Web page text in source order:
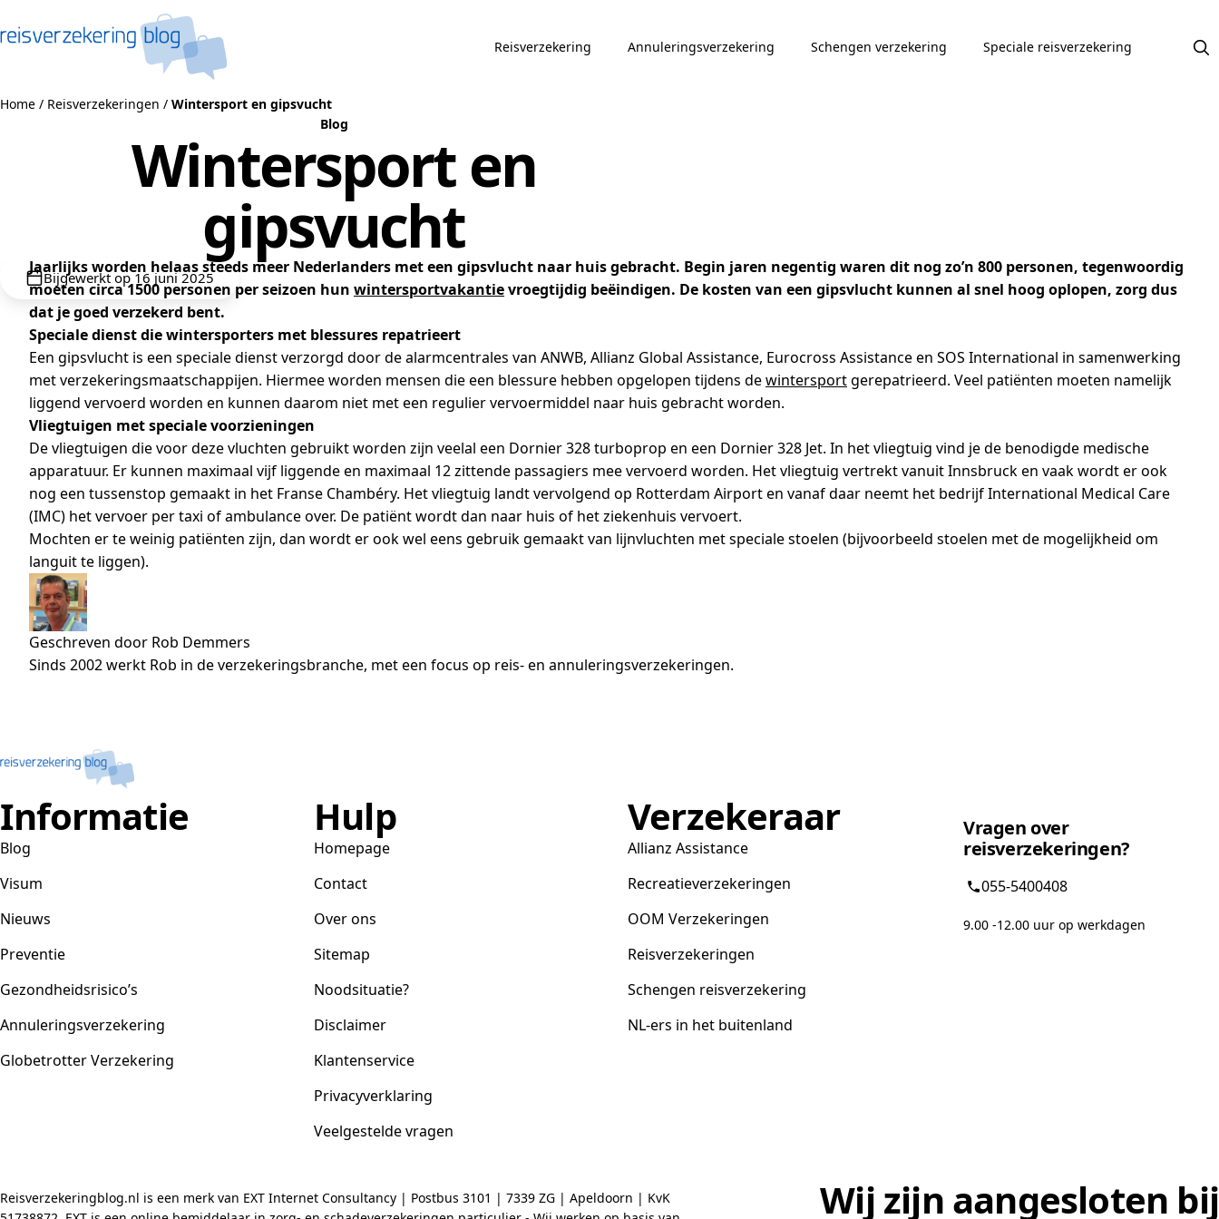
Reisverzekering Annuleringsverzekering Schengen verzekering Speciale reisverzekering
Home / Reisverzekeringen / Wintersport en gipsvucht
Blog
Wintersport en
gipsvucht
Bijgewerkt op 16 juni 2025
Jaarlijks worden helaas steeds meer Nederlanders met een gipsvlucht naar huis gebracht. Begin jaren negentig waren dit nog zo’n 800 personen, tegenwoordig
moeten circa 1500 personen per seizoen hun wintersportvakantievroegtijdig beëindigen. De kosten van een gipsvlucht kunnen al snel hoog oplopen, zorg dus
dat je goed verzekerd bent.
Speciale dienst die wintersporters met blessures repatrieert
Een gipsvlucht is een speciale dienst verzorgd door de alarmcentrales van ANWB, Allianz Global Assistance, Eurocross Assistance en SOS International in samenwerking
met verzekeringsmaatschappijen. Hiermee worden mensen die een blessure hebben opgelopen tijdens dewintersportgerepatrieerd. Veel patiënten moeten namelijk
liggend vervoerd worden en kunnen daarom niet met een regulier vervoermiddel naar huis gebracht worden.
Vliegtuigen met speciale voorzieningen
De vliegtuigen die voor deze vluchten gebruikt worden zijn veelal een Dornier 328 turboprop en een Dornier 328 Jet. In het vliegtuig vind je de benodigde medische
apparatuur. Er kunnen maximaal vijf liggende en maximaal 12 zittende passagiers mee vervoerd worden. Het vliegtuig vertrekt vanuit Innsbruck en vaak wordt er ook
nog een tussenstop gemaakt in het Franse Chambéry. Het vliegtuig landt vervolgend op Rotterdam Airport en vanaf daar neemt het bedrijf International Medical Care
(IMC) het vervoer per taxi of ambulance over. De patiënt wordt dan naar huis of het ziekenhuis vervoert.
Mochten er te weinig patiënten zijn, dan wordt er ook wel eens gebruik gemaakt van lijnvluchten met speciale stoelen (bijvoorbeeld stoelen met de mogelijkheid om
languit te liggen).
Geschreven door Rob Demmers
Sinds 2002 werkt Rob in de verzekeringsbranche, met een focus op reis- en annuleringsverzekeringen.
Informatie
Blog
Visum
Nieuws
Preventie
Gezondheidsrisico’s
Annuleringsverzekering
Globetrotter Verzekering
Hulp
Homepage
Contact
Over ons
Sitemap
Noodsituatie?
Disclaimer
Klantenservice
Privacyverklaring
Veelgestelde vragen
Verzekeraar
Allianz Assistance
Recreatieverzekeringen
OOM Verzekeringen
Reisverzekeringen
Schengen reisverzekering
NL-ers in het buitenland
Vragen over
reisverzekeringen?
055-5400408
9.00 -12.00 uur op werkdagen
Reisverzekeringblog.nl is een merk van EXT Internet Consultancy | Postbus 3101 | 7339 ZG | Apeldoorn | KvK
Wij zijn aangesloten bij